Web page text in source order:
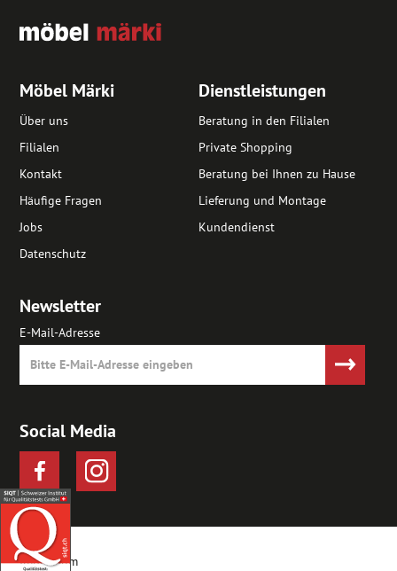
Möbel Märki
Über uns
Filialen
Kontakt
Häufige Fragen
Jobs
Datenschutz
Dienstleistungen
Beratung in den Filialen
Private Shopping
Beratung bei Ihnen zu Hause
Lieferung und Montage
Kundendienst
Newsletter
E-Mail-Adresse
Social Media
Impressum